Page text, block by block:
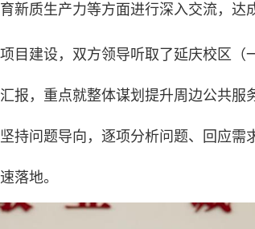
新质生产力等方面进行深入交流，达
目建设，双方领导听取了延庆校区（
报，重点就整体谋划提升周边公共服
持问题导向，逐项分析问题、回应需
落地。